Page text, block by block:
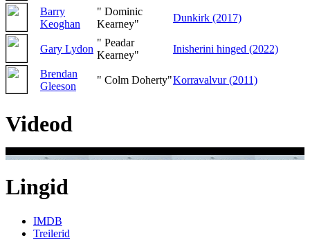
Barry
Keoghan
" Dominic
Kearney"
Dunkirk (2017)
Gary Lydon
" Peadar
Kearney"
Inisherini hinged (2022)
Brendan
Gleeson
" Colm Doherty"Korravalvur (2011)
Videod
Lingid
IMDB
Treilerid